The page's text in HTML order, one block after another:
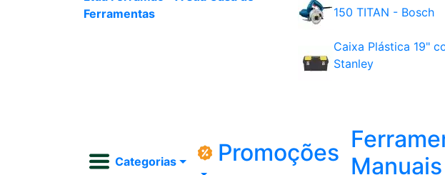
Ferramentas
150 TITAN - Bosch
Caixa Plástica 19"
Stanley
Categorias Promoções Manuais